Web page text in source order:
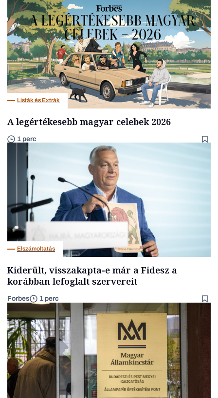
Listák és Extrák
A legértékesebb magyar celebek 2026
1 perc
Elszámoltatás
Kiderült, visszakapta-e már a Fidesz a
korábban lefoglalt szervereit
Forbes 1 perc